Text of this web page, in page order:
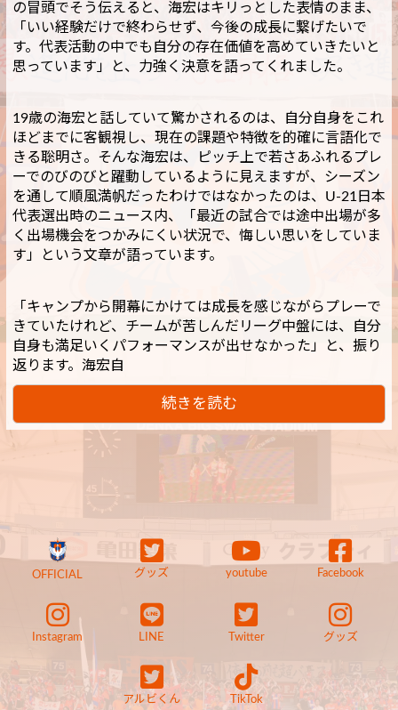
の冒頭でそう伝えると、海宏はキリっとした表情のまま、
「いい経験だけで終わらせず、今後の成長に繋げたいで
す。代表活動の中でも自分の存在価値を高めていきたいと
思っています」と、力強く決意を語ってくれました。
19歳の海宏と話していて驚かされるのは、自分自身をこれ
ほどまでに客観視し、現在の課題や特徴を的確に言語化で
きる聡明さ。そんな海宏は、ピッチ上で若さあふれるプレ
ーでのびのびと躍動しているように見えますが、シーズン
を通して順風満帆だったわけではなかったのは、U-21日本
代表選出時のニュース内、「最近の試合では途中出場が多
く出場機会をつかみにくい状況で、悔しい思いをしていま
す」という文章が語っています。
「キャンプから開幕にかけては成長を感じながらプレーで
きていたけれど、チームが苦しんだリーグ中盤には、自分
自身も満足いくパフォーマンスが出せなかった」と、振り
返ります。海宏自
続きを読む
OFFICIAL グッズ youtube Facebook
Instagram LINE Twitter グッズ
アルビくん TikTok